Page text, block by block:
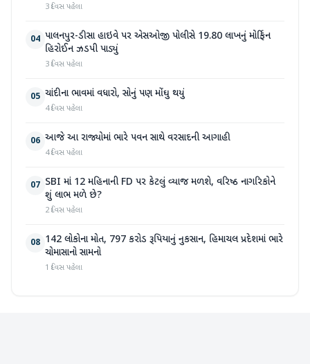
3 દિવસ પહેલા
04 પાલનપુર-ડીસા હાઇવે પર એસઓજી પોલીસે 19.80 લાખનું મોર્ફિન
હિરોઈન ઝડપી પાડ્યું
3 દિવસ પહેલા
05 ચાંદીના ભાવમાં વધારો, સોનું પણ મોંઘુ થયું
4 દિવસ પહેલા
06 આજે આ રાજ્યોમાં ભારે પવન સાથે વરસાદની આગાહી
4 દિવસ પહેલા
07 SBI માં 12 મહિનાની FD પર કેટલું વ્યાજ મળશે, વરિષ્ઠ નાગરિકોને
શું લાભ મળે છે?
2 દિવસ પહેલા
08 142 લોકોના મોત, 797 કરોડ રૂપિયાનું નુકસાન, હિમાચલ પ્રદેશમાં ભારે
ચોમાસાનો સામનો
1 દિવસ પહેલા